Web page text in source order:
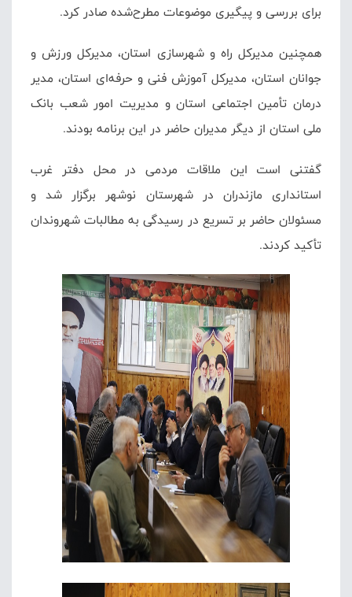
برای بررسی و پیگیری موضوعات مطرح‌شده صادر کرد.
همچنین مدیرکل راه و شهرسازی استان، مدیرکل ورزش و
جوانان استان، مدیرکل آموزش فنی و حرفه‌ای استان، مدیر
درمان تأمین اجتماعی استان و مدیریت امور شعب بانک
ملی استان از دیگر مدیران حاضر در این برنامه بودند.
گفتنی است این ملاقات مردمی در محل دفتر غرب
استانداری مازندران در شهرستان نوشهر برگزار شد و
مسئولان حاضر بر تسریع در رسیدگی به مطالبات شهروندان
تأکید کردند.